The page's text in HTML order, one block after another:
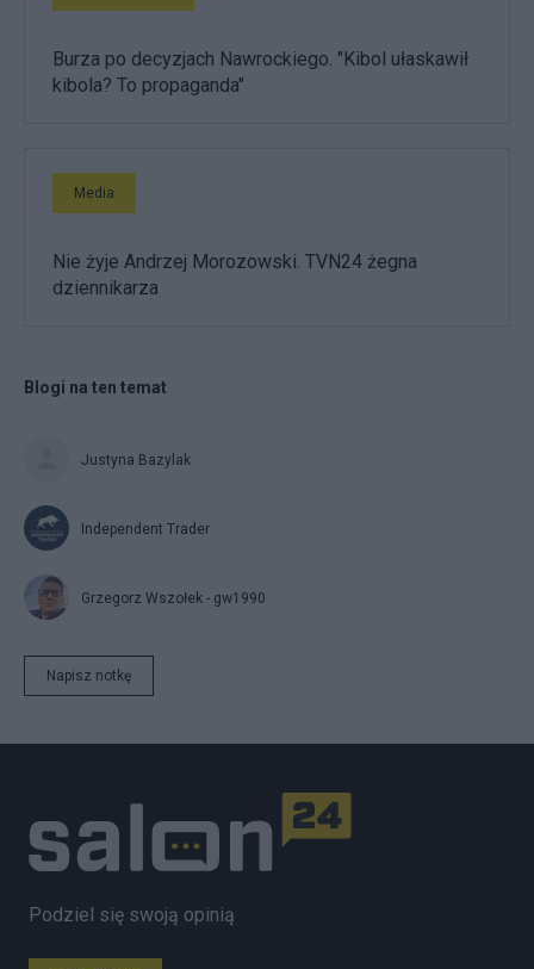
Burza po decyzjach Nawrockiego. "Kibol ułaskawił
kibola? To propaganda"
Media
Nie żyje Andrzej Morozowski. TVN24 żegna
dziennikarza
Blogi na ten temat
Justyna Bazylak
Independent Trader
Grzegorz Wszołek - gw1990
Napisz notkę
Podziel się swoją opinią